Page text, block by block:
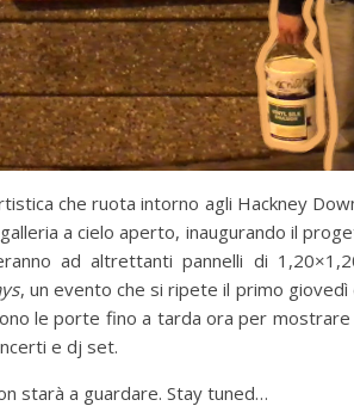
che ruota intorno agli Hackney
a cielo aperto, inaugurando il
ad altrettanti pannelli di
, un evento che si ripete il primo
le porte fino a tarda ora per
e dj set.
starà a guardare. Stay tuned…
news
Antonella Selva in
BilBOLBul off (@Bottega
ExAequo)